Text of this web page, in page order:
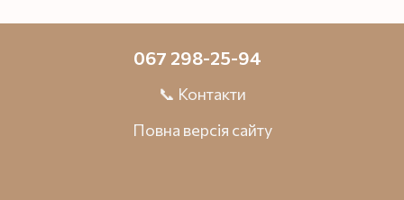
067 298-25-94
📞 Контакти
Повна версія сайту